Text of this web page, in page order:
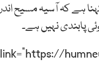
ہے کہ آسیہ مسیح
پابندی نہیں ہے۔